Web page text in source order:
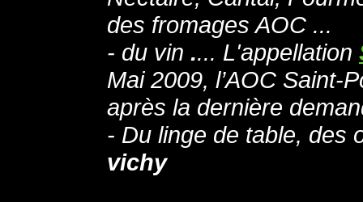
des fromages AOC ...
- du vin .... L'appellation
Mai 2009, l’AOC Saint-
après la dernière
- Du linge de table, des
vichy